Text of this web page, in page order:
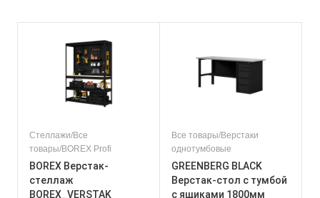
Стеллажи/Все
товары/BOREX Profi
BOREX Верстак-
стеллаж
BOREX_VERSTAK
Все товары/Верстаки
однотумбовые
GREENBERG BLACK
Верстак-стол с тумбой
с ящиками 1800мм